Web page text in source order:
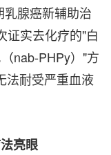
腺癌新辅助治
证实去化疗的"白
nab‑PHPy）"方
法耐受严重血液
亮眼